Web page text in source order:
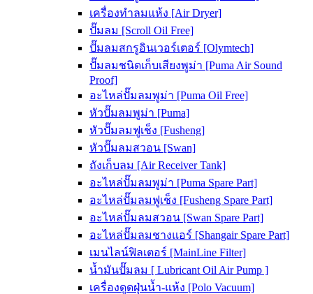
เครื่องทำลมแห้ง [Air Dryer]
ปั๊มลม [Scroll Oil Free]
ปั๊มลมสกรูอินเวอร์เตอร์ [Olymtech]
ปั๊มลมชนิดเก็บเสียงพูม่า [Puma Air Sound
Proof]
อะไหล่ปั๊มลมพูม่า [Puma Oil Free]
หัวปั๊มลมพูม่า [Puma]
หัวปั๊มลมฟูเช็ง [Fusheng]
หัวปั๊มลมสวอน [Swan]
ถังเก็บลม [Air Receiver Tank]
อะไหล่ปั๊มลมพูม่า [Puma Spare Part]
อะไหล่ปั๊มลมฟูเช็ง [Fusheng Spare Part]
อะไหล่ปั๊มลมสวอน [Swan Spare Part]
อะไหล่ปั๊มลมชางแอร์ [Shangair Spare Part]
เมนไลน์ฟิลเตอร์ [MainLine Filter]
น้ำมันปั๊มลม [ Lubricant Oil Air Pump ]
เครื่องดูดฝุ่นน้ำ-แห้ง [Polo Vacuum]